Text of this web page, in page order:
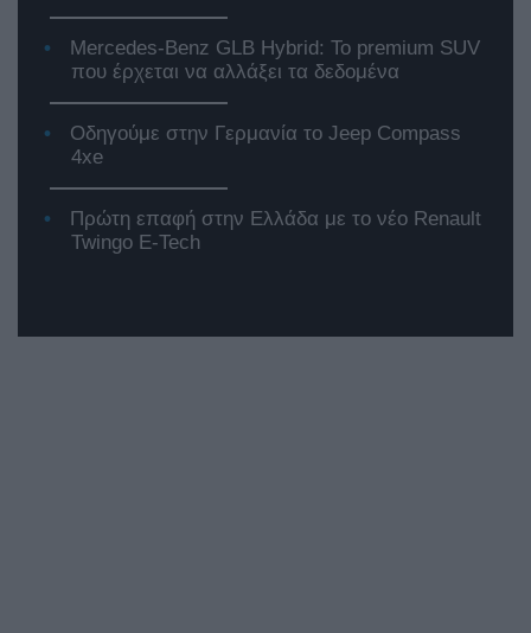
Mercedes-Benz GLB Hybrid: Το premium SUV
που έρχεται να αλλάξει τα δεδομένα
Οδηγούμε στην Γερμανία το Jeep Compass
4xe
Πρώτη επαφή στην Ελλάδα με το νέο Renault
Twingo E-Tech